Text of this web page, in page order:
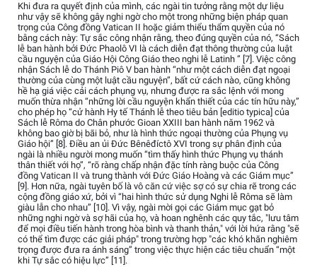
Khi đưa ra quyết định của mình, các ngài tin tưởng rằng một dự liệu
như vậy sẽ không gây nghi ngờ cho một trong những biện pháp quan
trọng của Công đồng Vatican II hoặc giảm thiểu thẩm quyền của nó
bằng cách này: Tự sắc công nhận rằng, theo đúng quyền của nó, “Sách
lễ ban hành bởi Đức Phaolô VI là cách diễn đạt thông thường của luật
cầu nguyện của Giáo Hội Công Giáo theo nghi lễ Latinh ” [7]. Việc công
nhận Sách lễ do Thánh Piô V ban hành “như một cách diễn đạt ngoại
thường của cùng một luật cầu nguyện”, bất cứ cách nào, cũng không
hề hạ giá việc cải cách phụng vụ, nhưng được ra sắc lệnh với mong
muốn thừa nhận “những lời cầu nguyện khẩn thiết của các tín hữu này,”
cho phép họ “cử hành Hy tế Thánh lễ theo tiêu bản [editio typica] của
Sách lễ Rôma do Chân phước Gioan XXIII ban hành năm 1962 và
không bao giờ bị bãi bỏ, như là hình thức ngoại thường của Phụng vụ
Giáo hội” [8]. Điều an ủi Đức Bênêđíctô XVI trong sự phân định của
ngài là nhiều người mong muốn “tìm thấy hình thức Phụng vụ thánh
thân thiết với họ”, “rõ ràng chấp nhận đặc tính ràng buộc của Công
đồng Vatican II và trung thành với Đức Giáo Hoàng và các Giám mục”
[9]. Hơn nữa, ngài tuyên bố là vô căn cứ việc sợ có sự chia rẽ trong các
cộng đồng giáo xứ, bởi vì “hai hình thức sử dụng Nghi lễ Rôma sẽ làm
giàu lẫn cho nhau” [10]. Vì vậy, ngài mời gọi các Giám mục gạt bỏ
những nghi ngờ và sợ hãi của họ, và hoan nghênh các quy tắc, "lưu tâm
để mọi điều tiến hành trong hòa bình và thanh thản," với lời hứa rằng "sẽ
có thể tìm được các giải pháp" trong trường hợp "các khó khăn nghiêm
trọng được đưa ra ánh sáng” trong việc thực hiện các tiêu chuẩn “một
khi Tự sắc có hiệu lực” [11].